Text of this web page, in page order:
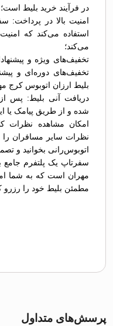
در فرآیند خرید بلیط است؛
امنیت بالا در پرداخت:
استفاده می‌کند که
می‌کند؛
تخفیف‌های ویژه و
تخفیف‌های دوره‌ای و
بلیط ارزان اتوبوس کرج
دریافت آنی بلیط: پس
شده و از طریق پیامک یا
امکان مشاهده نظرات
نظرات سایر مسافران
اتوبوس‌رانی بخوانید و
سفرتاپ یک پلتفرم جامع
مهران است که به شما
مطمئن بلیط خود را رزرو
پرسش‌های متداول